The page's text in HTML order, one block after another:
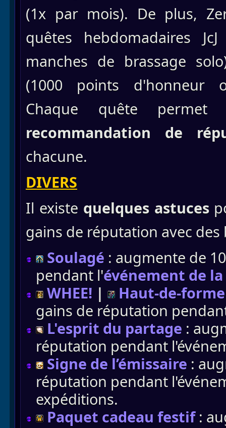
(1x par mois). De plus,
quêtes hebdomadaires
manches de brassage
(1000 points d'honneur
Chaque quête
recommandation de
chacune.
DIVERS
Il existe quelques astuces
gains de réputation avec
Soulagé : augmente de
pendant l'événement de
WHEE! |
Haut-de-forme
gains de réputation
L'esprit du partage :
réputation pendant
Signe de l’émissaire :
réputation pendant
expéditions.
Paquet cadeau festif: